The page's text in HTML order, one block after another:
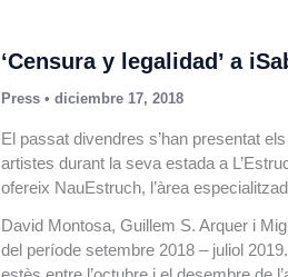
‘Censura y legalidad’ a
Press •diciembre 17, 2018
El passat divendres s’han presentat
artistes durant la seva estada a
ofereix NauEstruch, l’àrea
David Montosa, Guillem S. Arquer i
del període setembre 2018 – juliol